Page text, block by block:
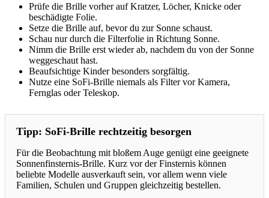
Prüfe die Brille vorher auf Kratzer, Löcher, Knicke oder
beschädigte Folie.
Setze die Brille auf, bevor du zur Sonne schaust.
Schau nur durch die Filterfolie in Richtung Sonne.
Nimm die Brille erst wieder ab, nachdem du von der Sonne
weggeschaut hast.
Beaufsichtige Kinder besonders sorgfältig.
Nutze eine SoFi-Brille niemals als Filter vor Kamera,
Fernglas oder Teleskop.
Tipp: SoFi-Brille rechtzeitig besorgen
Für die Beobachtung mit bloßem Auge genügt eine geeignete
Sonnenfinsternis-Brille. Kurz vor der Finsternis können
beliebte Modelle ausverkauft sein, vor allem wenn viele
Familien, Schulen und Gruppen gleichzeitig bestellen.